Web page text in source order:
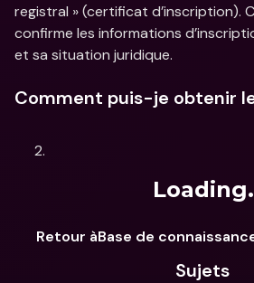
registral » (certificat d’inscription).
confirme les informations
et sa situation juridique.
Comment puis-je obtenir
Retour àBase de
Sujets